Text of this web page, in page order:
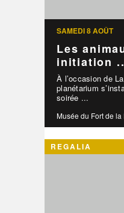
SAMEDI 8 AOÛT
Les
initiation
À l’occasion de
planétarium
soirée ...
Musée du Fort de la
REGALIA